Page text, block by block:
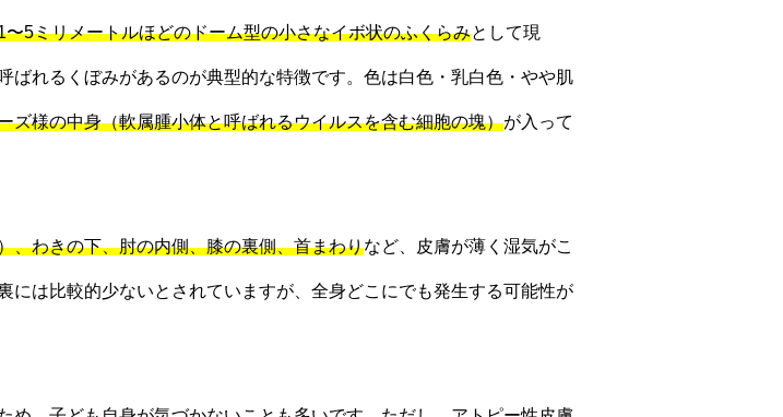
〜5ミリメートルほどのドーム型の小さなイボ状のふくらみとして現
れるくぼみがあるのが典型的な特徴です。色は白色・乳白色・やや肌
ズ様の中身（軟属腫小体と呼ばれるウイルスを含む細胞の塊）が入って
、わきの下、肘の内側、膝の裏側、首まわりなど、皮膚が薄く湿気がこ
には比較的少ないとされていますが、全身どこにでも発生する可能性が